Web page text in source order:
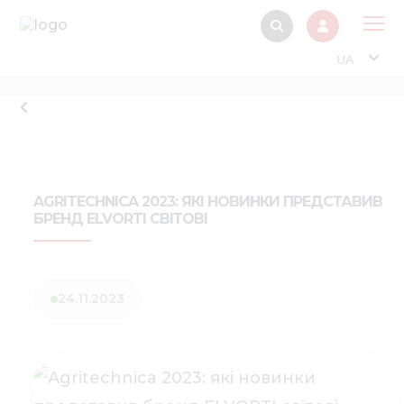
UA
AGRITECHNICA 2023: ЯКІ НОВИНКИ ПРЕДСТАВИВ
БРЕНД ELVORTI СВІТОВІ